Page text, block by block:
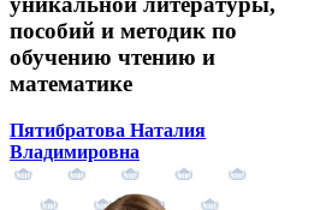
пособий и методик по
обучению чтению и
математике
Пятибратова Наталия
Владимировна